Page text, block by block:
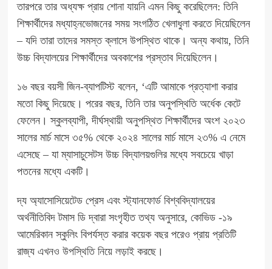
তারপরে তার অধ্যক্ষ প্রায় শোনা যায়নি এমন কিছু করেছিলেন: তিনি
শিক্ষার্থীদের মধ্যাহ্নভোজনের সময় সংগঠিত খেলাধুলা করতে দিয়েছিলেন
– যদি তারা তাদের সমস্ত ক্লাসে উপস্থিত থাকে। অন্য কথায়, তিনি
উচ্চ বিদ্যালয়ের শিক্ষার্থীদের অবকাশের প্রস্তাব দিয়েছিলেন।
১৬ বছর বয়সী জিন-ব্যাপটিস্ট বলেন, ‘এটি আমাকে প্রত্যাশা করার
মতো কিছু দিয়েছে। পরের বছর, তিনি তার অনুপস্থিতি অর্ধেক কেটে
ফেলেন। স্কুলব্যাপী, দীর্ঘস্থায়ী অনুপস্থিত শিক্ষার্থীদের অংশ ২০২৩
সালের মার্চ মাসে ৩৫% থেকে ২০২৪ সালের মার্চ মাসে ২৩% এ নেমে
এসেছে – যা ম্যাসাচুসেটস উচ্চ বিদ্যালয়গুলির মধ্যে সবচেয়ে খাড়া
পতনের মধ্যে একটি।
দ্য অ্যাসোসিয়েটেড প্রেস এবং স্ট্যানফোর্ড বিশ্ববিদ্যালয়ের
অর্থনীতিবিদ টমাস ডি দ্বারা সংগৃহীত তথ্য অনুসারে, কোভিড -১৯
আমেরিকান স্কুলিং বিপর্যস্ত করার কয়েক বছর পরেও প্রায় প্রতিটি
রাজ্য এখনও উপস্থিতি নিয়ে লড়াইকরছে।